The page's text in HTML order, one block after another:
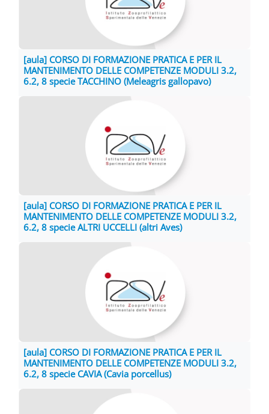
[aula] CORSO DI FORMAZIONE PRATICA E PER IL
MANTENIMENTO DELLE COMPETENZE MODULI 3.2,
6.2, 8 specie TACCHINO (Meleagris gallopavo)
[aula] CORSO DI FORMAZIONE PRATICA E PER IL
MANTENIMENTO DELLE COMPETENZE MODULI 3.2,
6.2, 8 specie ALTRI UCCELLI (altri Aves)
[aula] CORSO DI FORMAZIONE PRATICA E PER IL
MANTENIMENTO DELLE COMPETENZE MODULI 3.2,
6.2, 8 specie CAVIA (Cavia porcellus)